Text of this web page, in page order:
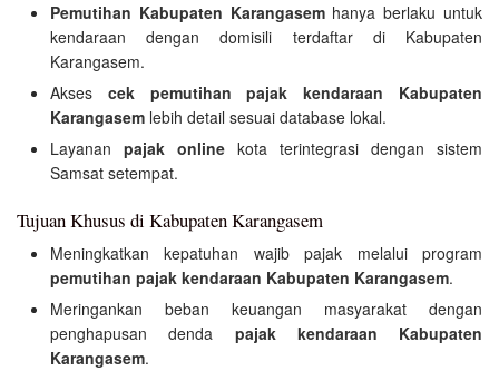
Pemutihan Kabupaten Karangasemhanya berlaku untuk
kendaraan dengan domisili terdaftar di Kabupaten
Karangasem.
Akses cek pemutihan pajak kendaraan Kabupaten
Karangasem lebih detail sesuai database lokal.
Layanan pajak online kota terintegrasi dengan sistem
Samsat setempat.
Tujuan Khusus di Kabupaten Karangasem
Meningkatkan kepatuhan wajib pajak melalui program
pemutihan pajak kendaraan Kabupaten Karangasem.
Meringankan beban keuangan masyarakat dengan
penghapusan denda pajak kendaraan Kabupaten
Karangasem.